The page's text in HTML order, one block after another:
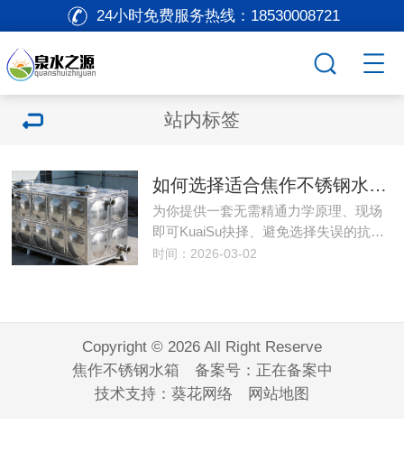
24小时免费服务热线： 18530008721
站内标签
如何选择适合焦作不锈钢水箱的
为你提供一套无需精通力学原理、现场
即可KuaiSu抉择、避免选择失误的抗…
时间：2026-03-02
Copyright © 2026 All Right Reserve
焦作不锈钢水箱 备案号： 正在备案中
技术支持： 葵花网络 网站地图